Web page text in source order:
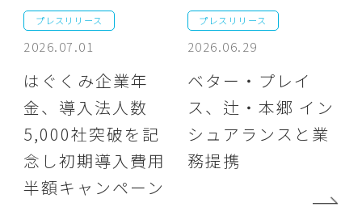
プレスリリース
2026.07.01
はぐくみ企業年
金、導入法人数
5,000社突破を記
念し初期導入費用
半額キャンペーン
プレスリリース
2026.06.29
ベター・プレイ
ス、辻・本郷 イン
シュアランスと業
務提携